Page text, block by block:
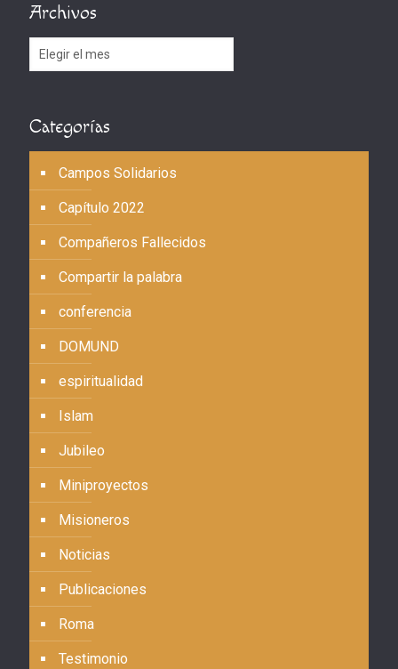
Archivos
Archivos
Categorías
Campos Solidarios
Capítulo 2022
Compañeros Fallecidos
Compartir la palabra
conferencia
DOMUND
espiritualidad
Islam
Jubileo
Miniproyectos
Misioneros
Noticias
Publicaciones
Roma
Testimonio